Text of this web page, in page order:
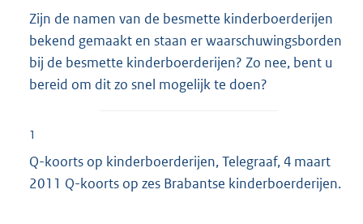
Zijn de namen van de besmette kinderboerderijen
bekend gemaakt en staan er waarschuwingsborden
bij de besmette kinderboerderijen? Zo nee, bent u
bereid om dit zo snel mogelijk te doen?
1
Q-koorts op kinderboerderijen, Telegraaf, 4 maart
2011 Q-koorts op zes Brabantse kinderboerderijen.